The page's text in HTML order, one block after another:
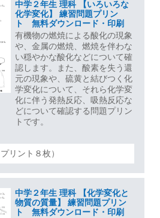
中学２年生 理科 【いろいろな
化学変化】 練習問題プリン
ト 無料ダウンロード・印刷
有機物の燃焼による酸化の現象
や、金属の燃焼、燃焼を伴わな
い穏やかな酸化などについて確
認します。また、酸素を失う還
元の現象や、硫黄と結びつく化
学変化について、それら化学変
化に伴う発熱反応、吸熱反応な
どについて確認する問題プリン
トです。
プリント８枚）
中学２年生 理科 【化学変化と
物質の質量】 練習問題プリン
ト 無料ダウンロード・印刷